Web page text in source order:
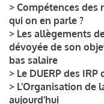
> Compétences des
qui on en parle ?
> Les allègements
dévoyée de son
bas salaire
> Le DUERP des
> L’Organisation de
aujourd’hui